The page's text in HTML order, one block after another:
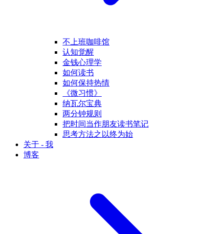
不上班咖啡馆
认知觉醒
金钱心理学
如何读书
如何保持热情
《微习惯》
纳瓦尔宝典
两分钟规则
把时间当作朋友读书笔记
思考方法之以终为始
关于 - 我
博客